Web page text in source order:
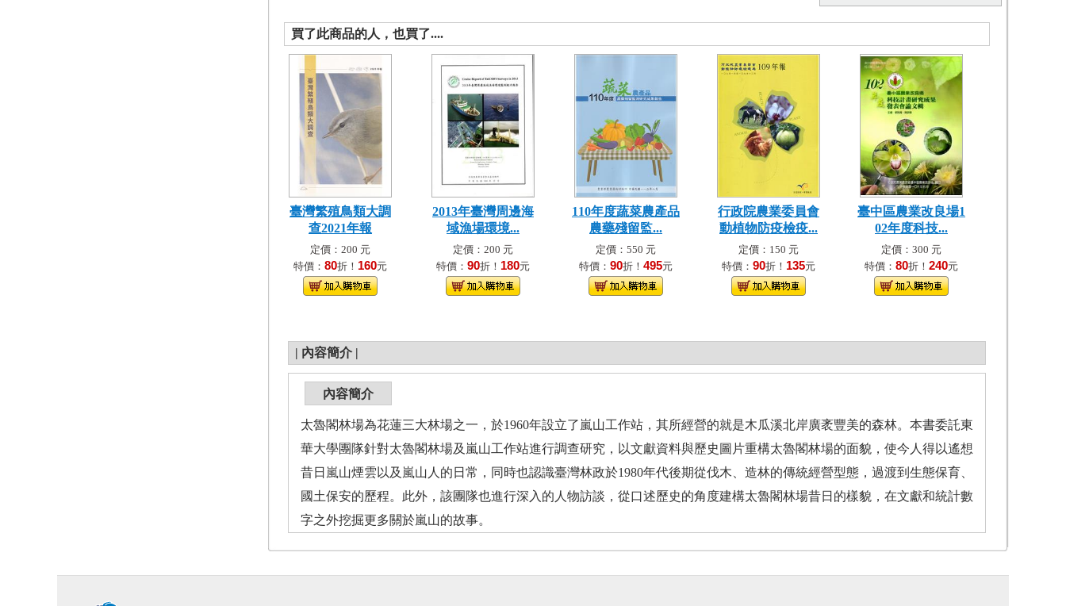
買了此商品的人，也買了....
臺灣繁殖鳥類大調
查2021年報
定價：200 元
特價： 80折！ 160元
2013年臺灣周邊海
域漁場環境...
定價：200 元
特價： 90折！ 180元
110年度蔬菜農產品
農藥殘留監...
定價：550 元
特價： 90折！ 495元
行政院農業委員會
動植物防疫檢疫...
定價：150 元
特價： 90折！ 135元
臺中區農業改良場1
02年度科技...
定價：300 元
特價： 80折！ 240元
| 內容簡介 |
內容簡介
太魯閣林場為花蓮三大林場之一，於1960年設立了嵐山工作站，其所經營的就是木瓜溪北岸廣袤豐美的森林。本書委託東
華大學團隊針對太魯閣林場及嵐山工作站進行調查研究，以文獻資料與歷史圖片重構太魯閣林場的面貌，使今人得以遙想
昔日嵐山煙雲以及嵐山人的日常，同時也認識臺灣林政於1980年代後期從伐木、造林的傳統經營型態，過渡到生態保育、
國土保安的歷程。此外，該團隊也進行深入的人物訪談，從口述歷史的角度建構太魯閣林場昔日的樣貌，在文獻和統計數
字之外挖掘更多關於嵐山的故事。